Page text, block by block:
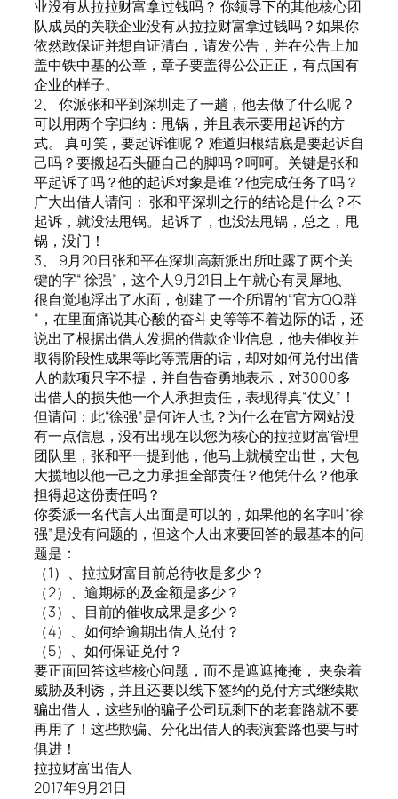
业没有从拉拉财富拿过钱吗？ 你领导下的其他核心团
队成员的关联企业没有从拉拉财富拿过钱吗？如果你
依然敢保证并想自证清白，请发公告，并在公告上加
盖中铁中基的公章，章子要盖得公公正正，有点国有
企业的样子。
2、 你派张和平到深圳走了一趟，他去做了什么呢？
可以用两个字归纳：甩锅，并且表示要用起诉的方
式。 真可笑，要起诉谁呢？ 难道归根结底是要起诉自
己吗？要搬起石头砸自己的脚吗？呵呵。关键是张和
平起诉了吗？他的起诉对象是谁？他完成任务了吗？
广大出借人请问： 张和平深圳之行的结论是什么？不
起诉，就没法甩锅。起诉了，也没法甩锅，总之，甩
锅，没门！
3、 9月20日张和平在深圳高新派出所吐露了两个关
键的字“ 徐强”，这个人9月21日上午就心有灵犀地、
很自觉地浮出了水面，创建了一个所谓的“官方QQ群
“，在里面痛说其心酸的奋斗史等等不着边际的话，还
说出了根据出借人发掘的借款企业信息，他去催收并
取得阶段性成果等此等荒唐的话，却对如何兑付出借
人的款项只字不提，并自告奋勇地表示，对3000多
出借人的损失他一个人承担责任，表现得真“仗义”！
但请问：此“徐强”是何许人也？为什么在官方网站没
有一点信息，没有出现在以您为核心的拉拉财富管理
团队里，张和平一提到他，他马上就横空出世，大包
大揽地以他一己之力承担全部责任？他凭什么？他承
担得起这份责任吗？
你委派一名代言人出面是可以的，如果他的名字叫“徐
强”是没有问题的，但这个人出来要回答的最基本的问
题是：
（1）、拉拉财富目前总待收是多少？
（2）、逾期标的及金额是多少？
（3）、目前的催收成果是多少？
（4）、如何给逾期出借人兑付？
（5）、如何保证兑付？
要正面回答这些核心问题，而不是遮遮掩掩， 夹杂着
威胁及利诱，并且还要以线下签约的兑付方式继续欺
骗出借人，这些别的骗子公司玩剩下的老套路就不要
再用了！这些欺骗、分化出借人的表演套路也要与时
俱进！
拉拉财富出借人
2017年9月21日